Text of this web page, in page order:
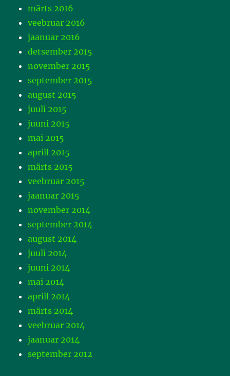
märts 2016
veebruar 2016
jaanuar 2016
detsember 2015
november 2015
september 2015
august 2015
juuli 2015
juuni 2015
mai 2015
aprill 2015
märts 2015
veebruar 2015
jaanuar 2015
november 2014
september 2014
august 2014
juuli 2014
juuni 2014
mai 2014
aprill 2014
märts 2014
veebruar 2014
jaanuar 2014
september 2012